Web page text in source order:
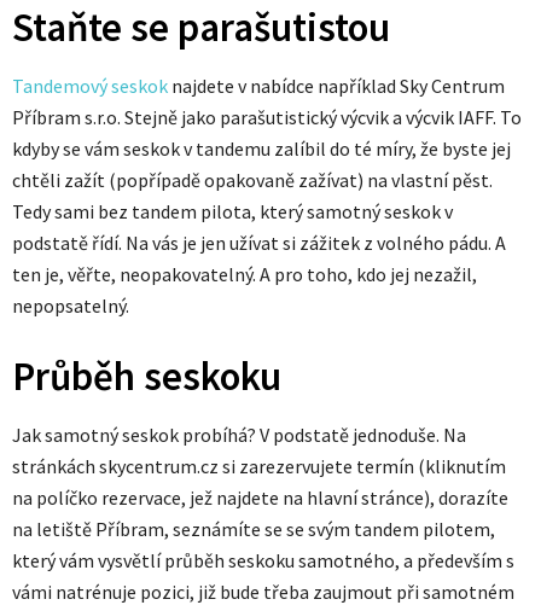
Staňte se parašutistou
Tandemový seskok najdete v nabídce například Sky Centrum
Příbram s.r.o. Stejně jako parašutistický výcvik a výcvik IAFF. To
kdyby se vám seskok v tandemu zalíbil do té míry, že byste jej
chtěli zažít (popřípadě opakovaně zažívat) na vlastní pěst.
Tedy sami bez tandem pilota, který samotný seskok v
podstatě řídí. Na vás je jen užívat si zážitek z volného pádu. A
ten je, věřte, neopakovatelný. A pro toho, kdo jej nezažil,
nepopsatelný.
Průběh seskoku
Jak samotný seskok probíhá? V podstatě jednoduše. Na
stránkách skycentrum.cz si zarezervujete termín (kliknutím
na políčko rezervace, jež najdete na hlavní stránce), dorazíte
na letiště Příbram, seznámíte se se svým tandem pilotem,
který vám vysvětlí průběh seskoku samotného, a především s
vámi natrénuje pozici, již bude třeba zaujmout při samotném